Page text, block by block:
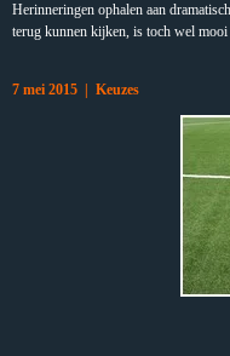
Herinneringen ophalen aan
terug kunnen kijken, is toch wel mooi
7 mei 2015 | Keuzes